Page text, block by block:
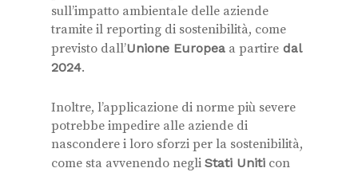
sull’impatto ambientale delle aziende
tramite il reporting di sostenibilità, come
previsto dall’Unione Europea a partire dal
2024.
Inoltre, l’applicazione di norme più severe
potrebbe impedire alle aziende di
nascondere i loro sforzi per la sostenibilità,
come sta avvenendo negli Stati Uniti con